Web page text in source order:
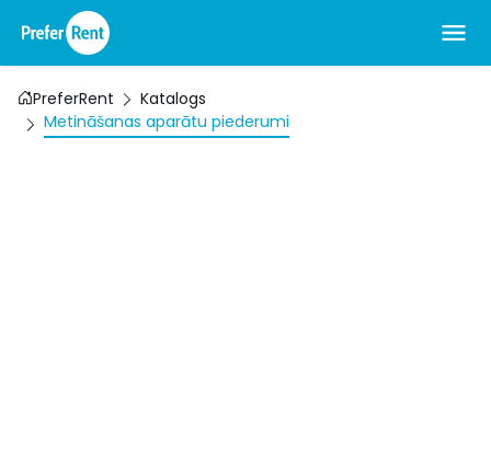
PreferRent
Katalogs
Metināšanas aparātu piederumi